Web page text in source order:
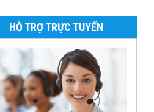
HỖ TRỢ TRỰC TUYẾN